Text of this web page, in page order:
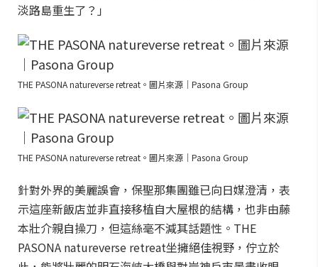
淡路島重生了？」
THE PASONA natureverse retreat。圖片來源｜Pasona Group
THE PASONA natureverse retreat。圖片來源｜Pasona Group
針對外界的美麗誤會，保聖那集團雖已向日媒澄清，表
示這座新飯店並非直接移植自大屋根的結構，也非由藤
本壯介親自操刀，但這絲毫不減其話題性。THE
PASONA natureverse retreat坐擁絕佳視野，佇立於